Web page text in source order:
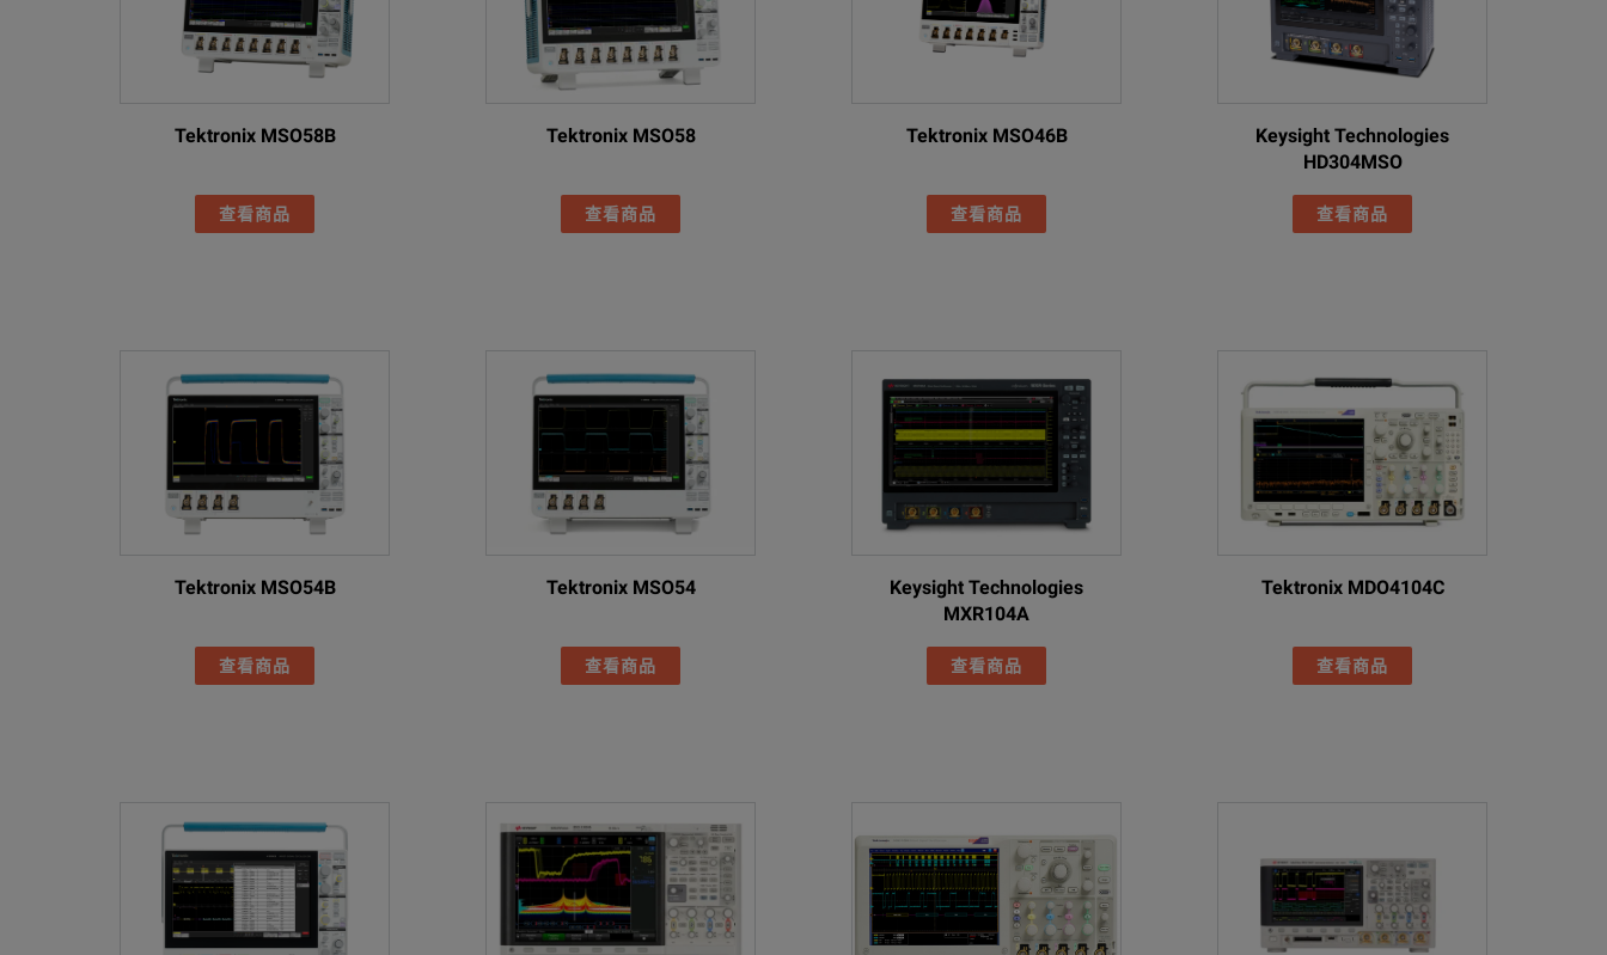
Tektronix MSO58B
查看商品
Tektronix MSO58
查看商品
Tektronix MSO46B
查看商品
Keysight Technologies
HD304MSO
查看商品
Tektronix MSO54B
查看商品
Tektronix MSO54
查看商品
Keysight Technologies
MXR104A
查看商品
Tektronix MDO4104C
查看商品